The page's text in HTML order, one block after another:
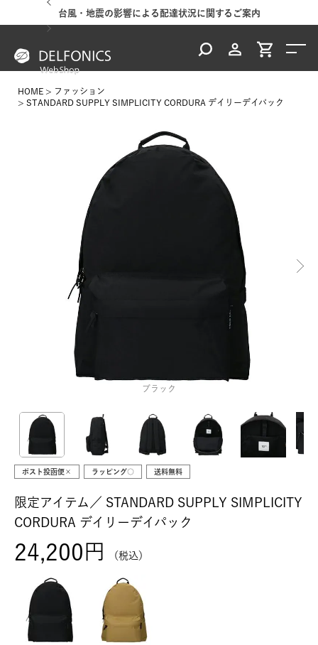
台風・地震の影響による配達状況に関するご案内
HOME
ファッション
STANDARD SUPPLY SIMPLICITY CORDURA デイリーデイパック
ブラック
ポスト投函便× ラッピング○ 送料無料
限定アイテム／ STANDARD SUPPLY SIMPLICITY
CORDURA デイリーデイパック
24,200 税込